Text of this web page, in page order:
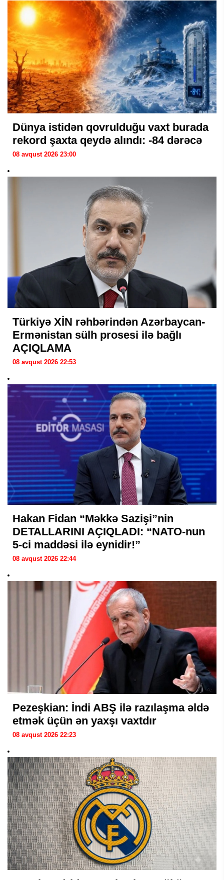
Dünya istidən qovrulduğu vaxt burada
rekord şaxta qeydə alındı: -84 dərəcə
08 avqust 2026 23:00
Türkiyə XİN rəhbərindən Azərbaycan-
Ermənistan sülh prosesi ilə bağlı
AÇIQLAMA
08 avqust 2026 22:53
Hakan Fidan “Məkkə Sazişi”nin
DETALLARINI AÇIQLADI: “NATO-nun
5-ci maddəsi ilə eynidir!”
08 avqust 2026 22:44
Pezeşkian: İndi ABŞ ilə razılaşma əldə
etmək üçün ən yaxşı vaxtdır
08 avqust 2026 22:23